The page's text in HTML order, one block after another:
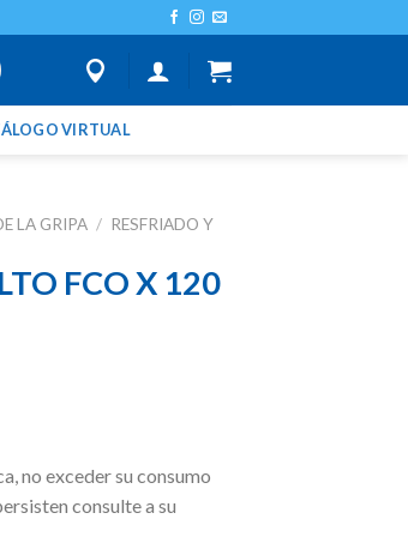
VIRTUAL
LA GRIPA / RESFRIADO Y
FCO X 120
no exceder su consumo
consulte a su